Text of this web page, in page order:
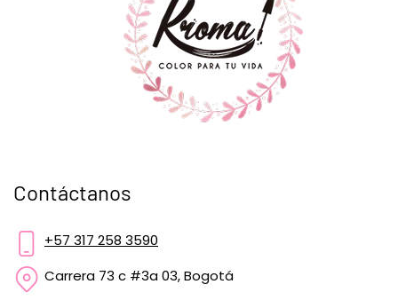
Contáctanos
+57 317 258 3590
Carrera 73 c #3a 03, Bogotá